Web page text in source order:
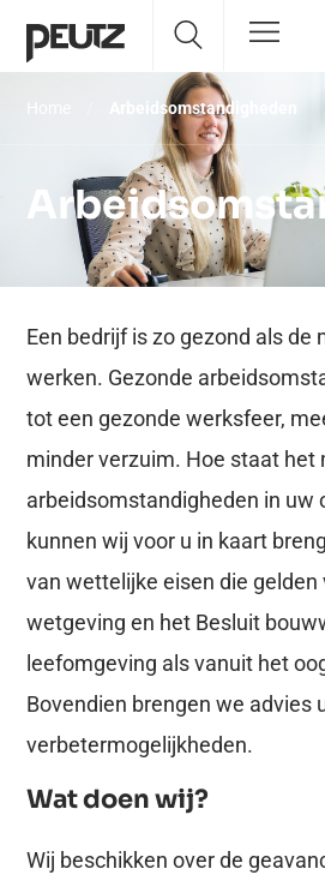
Arbeidsomstandigheden
Een bedrijf is zo gezond als de
werken. Gezonde
tot een gezonde werksfeer,
minder verzuim. Hoe staat het
arbeidsomstandigheden in uw
kunnen wij voor u in kaart
van wettelijke eisen die gelden
wetgeving en het Besluit
leefomgeving als vanuit het
Bovendien brengen we advies
verbetermogelijkheden.
Wat doen wij?
Wij beschikken over de